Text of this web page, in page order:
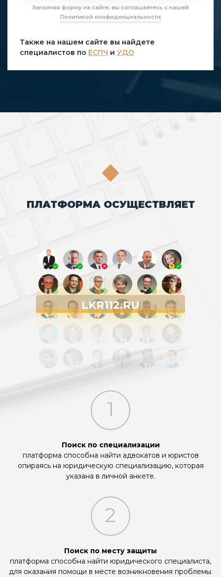
Заполняя форму на сайте, вы соглашаетесь с нашей
Политикой конфиденциальности
Также на нашем сайте вы найдете
специалистов по ЕСПЧ и УДО
ПЛАТФОРМА ОСУЩЕСТВЛЯЕТ
1
Поиск по специализации
платформа способна найти адвокатов и юристов
опираясь на юридическую специализацию, которая
указана в личной анкете.
2
Поиск по месту защиты
платформа способна найти юридического специалиста,
для оказания помощи в месте возникновения проблемы.